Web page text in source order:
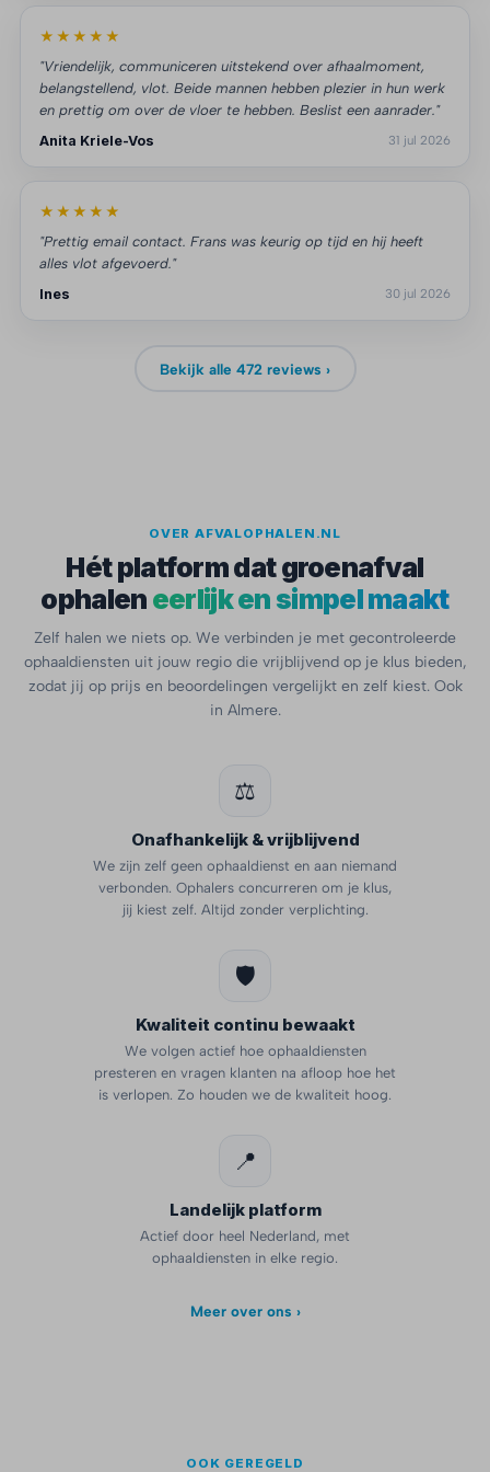
★★★★★
"Vriendelijk, communiceren uitstekend over afhaalmoment,
belangstellend, vlot. Beide mannen hebben plezier in hun werk
en prettig om over de vloer te hebben. Beslist een aanrader."
Anita Kriele-Vos
31 jul 2026
★★★★★
"Prettig email contact. Frans was keurig op tijd en hij heeft
alles vlot afgevoerd."
Ines
30 jul 2026
Bekijk alle 472 reviews ›
OVER AFVALOPHALEN.NL
Hét platform dat groenafval
ophalen eerlijk en simpel maakt
Zelf halen we niets op. We verbinden je met gecontroleerde
ophaaldiensten uit jouw regio die vrijblijvend op je klus bieden,
zodat jij op prijs en beoordelingen vergelijkt en zelf kiest. Ook
in Almere.
⚖️
Onafhankelijk & vrijblijvend
We zijn zelf geen ophaaldienst en aan niemand
verbonden. Ophalers concurreren om je klus,
jij kiest zelf. Altijd zonder verplichting.
🛡️
Kwaliteit continu bewaakt
We volgen actief hoe ophaaldiensten
presteren en vragen klanten na afloop hoe het
is verlopen. Zo houden we de kwaliteit hoog.
📍
Landelijk platform
Actief door heel Nederland, met
ophaaldiensten in elke regio.
Meer over ons ›
OOK GEREGELD